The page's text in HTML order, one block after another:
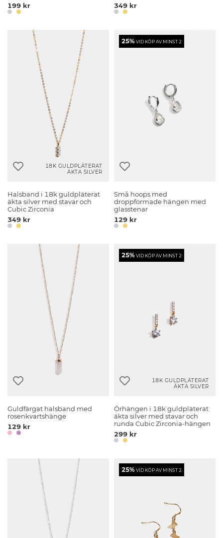
199 kr 349 kr
18K GULDPLÄTERAT
ÄKTA SILVER
Halsband i 18k guldpläterat
äkta silver med stavar och
Cubic Zirconia
349 kr
25%VID KÖP AV MINST 2
Små hoops med
droppformade hängen med
glasstenar
129 kr
Guldfärgat halsband med
rosenkvartshänge
129 kr
25%VID KÖP AV MINST 2
18K GULDPLÄTERAT
ÄKTA SILVER
Örhängen i 18k guldpläterat
äkta silver med stavar och
runda Cubic Zirconia-hängen
299 kr
25%VID KÖP AV MINST 2